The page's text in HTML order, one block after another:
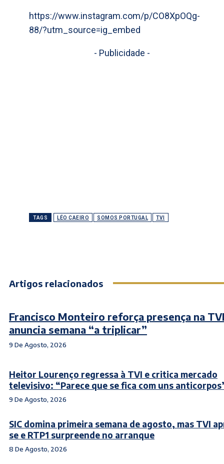
https://www.instagram.com/p/CO8XpOQg-
88/?utm_source=ig_embed
- Publicidade -
TAGS LÉO CAEIRO SOMOS PORTUGAL TVI
Artigos relacionados
Francisco Monteiro reforça presença na
anuncia semana “a triplicar”
9 De Agosto, 2026
Heitor Lourenço regressa à TVI e critica mercado
televisivo: “Parece que se fica com uns
9 De Agosto, 2026
SIC domina primeira semana de agosto, mas TVI
se e RTP1 surpreende no arranque
8 De Agosto, 2026